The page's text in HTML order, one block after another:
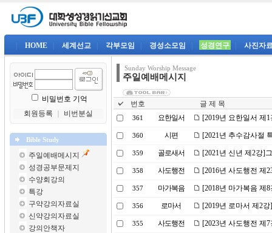
HOME 세계선교 각부모임 경성소모임 성경연구 사진자
비밀번호 기억
회원등록
비번분실
Bible Study
주일예배메시지
성경공부문제지
수양회강의
특강
구약강의자료실
신약강의자료실
강의안책자
Sunday Worship Message
주일예배메시지
번호 글 제 목
361 요한일서 [2019년 요한일서 제
360 시편 [2021년 추수감사절
359 골로새서 [2021년 신년 제2강]
358 사도행전 [2016년 사도행전 제
357 마가복음 [2018년 마가복음 제
356 로마서 [2019년 로마서 제2
355 사도행전 [2023년 사도행전 제